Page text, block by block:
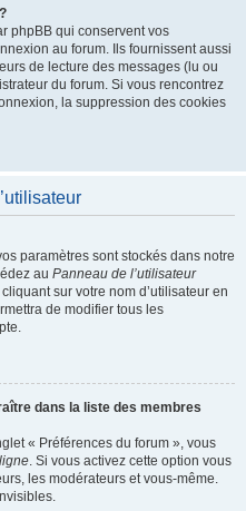
phpBB qui conservent vos
au forum. Ils fournissent aussi
de lecture des messages (lu ou
du forum. Si vous rencontrez
la suppression des cookies
paramètres sont stockés dans notre
au Panneau de l’utilisateur
sur votre nom d’utilisateur en
de modifier tous les
dans la liste des membres
« Préférences du forum », vous
. Si vous activez cette option vous
les modérateurs et vous-même.